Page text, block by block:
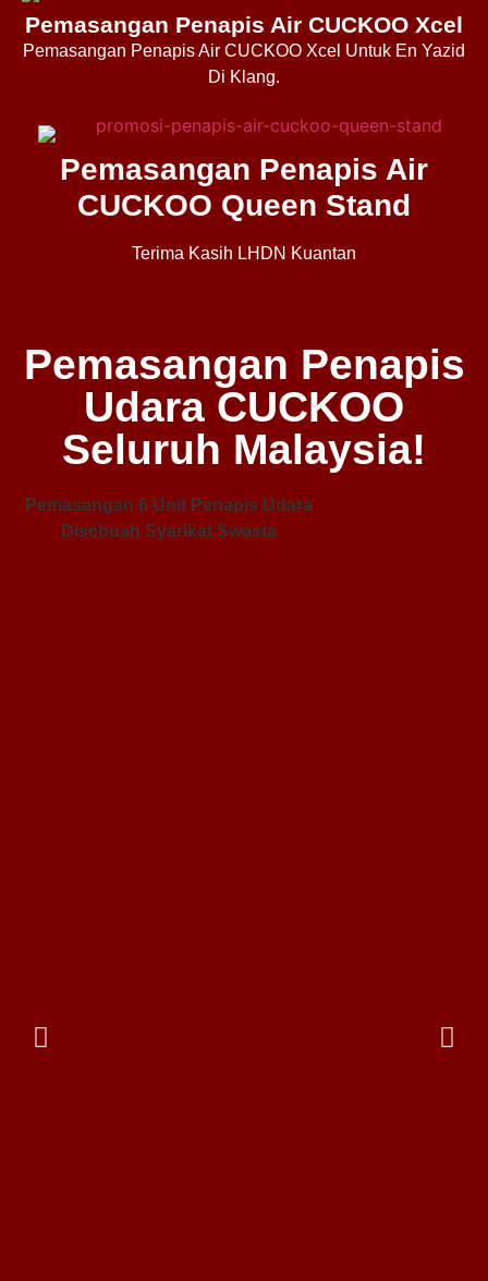
Pemasangan Penapis Air CUCKOO Xcel
Pemasangan Penapis Air CUCKOO Xcel Untuk En Yazid
Di Klang.
Pemasangan Penapis Air
CUCKOO Queen Stand
Terima Kasih LHDN Kuantan
Pemasangan Penapis
Udara CUCKOO
Seluruh Malaysia!
Pemasangan 6 Unit Penapis Udara
Disebuah Syarikat Swasta